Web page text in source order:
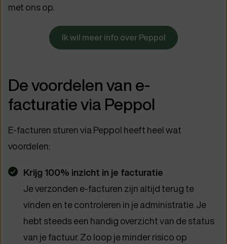
met ons op.
Ik wil meer info over Peppol
De voordelen van e-
facturatie via Peppol
E-facturen sturen via Peppol heeft heel wat
voordelen:
Krijg 100% inzicht in je facturatie
Je verzonden e-facturen zijn altijd terug te
vinden en te controleren in je administratie. Je
hebt steeds een handig overzicht van de status
van je factuur. Zo loop je minder risico op